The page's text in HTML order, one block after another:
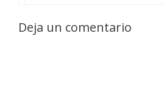
Deja un comentario